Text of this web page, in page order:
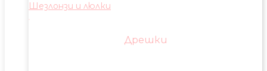
Шезлонзи и люлки
Дрешки